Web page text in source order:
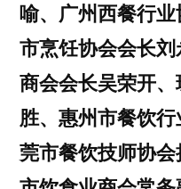
喻、广州西餐行
市烹饪协会会长
商会会长吴荣开
胜、惠州市餐饮
莞市餐饮技师协